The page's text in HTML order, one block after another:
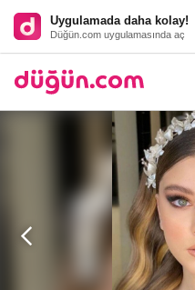
Uygulamada daha kolay!
Düğün.com uygulamasında aç